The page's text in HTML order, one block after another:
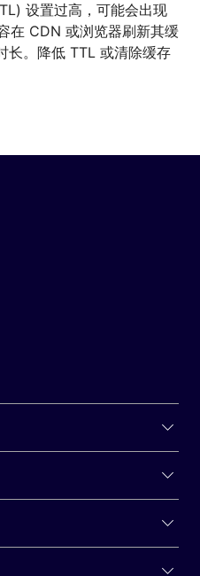
设置过高，可能会出现
在 CDN 或浏览器刷新其缓
长。降低 TTL 或清除缓存